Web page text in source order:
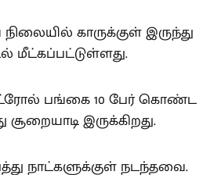
காருக்குள் இருந்து
பங்கை 10 பேர் கொண்ட
இருக்கிறது.
நாட்களுக்குள் நடந்தவை.